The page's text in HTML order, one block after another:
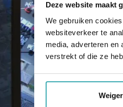
Deze website maakt
We gebruiken
websiteverkeer te
media, adverteren en
verstrekt of die ze